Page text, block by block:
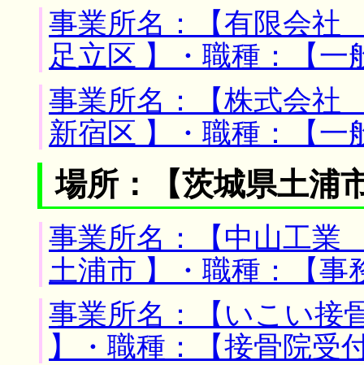
事業所名：【有限会
足立区 】・職種：【一
事業所名：【株式会社
新宿区 】・職種：【
場所：【茨城県土浦
事業所名：【中山工業
土浦市 】・職種：【事
事業所名：【いこい接
】・職種：【接骨院受